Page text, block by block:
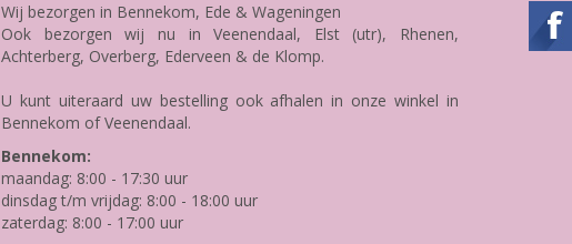
Wij bezorgen in Bennekom, Ede & Wageningen
Ook bezorgen wij nu in Veenendaal, Elst (utr), Rhenen,
Achterberg, Overberg, Ederveen & de Klomp.
U kunt uiteraard uw bestelling ook afhalen in onze winkel in
Bennekom of Veenendaal.
Bennekom:
maandag: 8:00 - 17:30 uur
dinsdag t/m vrijdag: 8:00 - 18:00 uur
zaterdag: 8:00 - 17:00 uur